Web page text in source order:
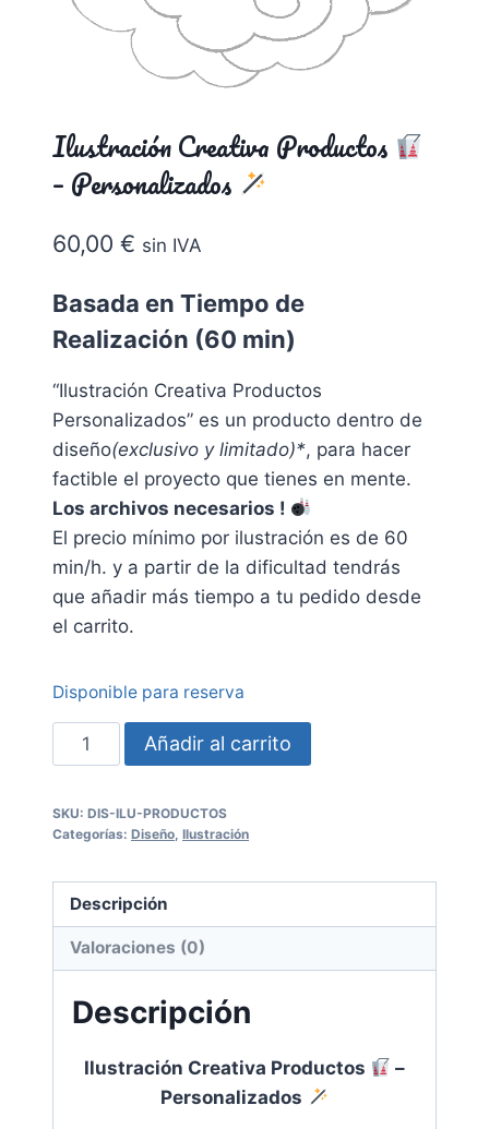
Ilustración Creativa Productos
– Personalizados
60,00 € sin IVA
Basada en Tiempo de
Realización (60 min)
“Ilustración Creativa Productos
Personalizados” es un producto dentro de
diseño(exclusivo y limitado)*, para hacer
factible el proyecto que tienes en mente.
Los archivos necesarios !
El precio mínimo por ilustración es de 60
min/h. y a partir de la dificultad tendrás
que añadir más tiempo a tu pedido desde
el carrito.
Disponible para reserva
Ilustración
Creativa
Personalizados
cantidad
Añadir al carrito
SKU: DIS-ILU-PRODUCTOS
Categorías: Diseño, Ilustración
Descripción
Valoraciones (0)
Descripción
Ilustración Creativa Productos
–
Personalizados